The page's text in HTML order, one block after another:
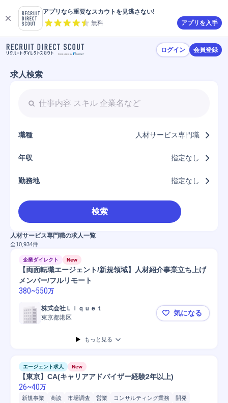
アプリなら重要なスカウトを見逃さない!
無料
アプリを入手
ログイン 会員登録
求人検索
職種 人材サービス専門職
年収 指定なし
勤務地 指定なし
検索
人材サービス専門職の求人一覧
全10,934件
企業ダイレクト New
【両面転職エージェント/新規領域】人材紹介事業立ち上げ
メンバー/フルリモート
380~550万
株式会社Ｌｉｑｕｅｔ
東京都港区
【両面転職
気になる
もっと見る
エージェント求人 New
【東京】CA(キャリアアドバイザー経験2年以上)
26~40万
新規事業 商談 市場調査 営業 コンサルティング業務
開発